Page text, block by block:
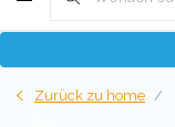
Zurück zu home